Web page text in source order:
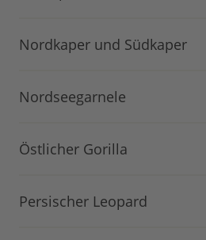
Nordkaper und Südkaper
Nordseegarnele
Östlicher Gorilla
Persischer Leopard